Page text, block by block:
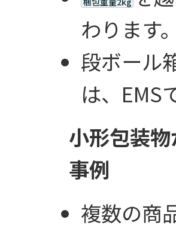
わります。
段ボール
は、EMS
小形包装
事例
複数の商